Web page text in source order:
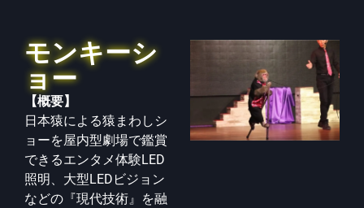
モンキーシ
ョー
【概要】
日本猿による猿まわしシ
ョーを屋内型劇場で鑑賞
できるエンタメ体験LED
照明、大型LEDビジョン
などの『現代技術』を融